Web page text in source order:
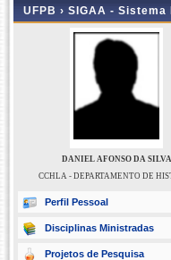
UFPB › SIGAA -
DANIEL AFONSO DA SILVA
CCHLA - DEPARTAMENTO DE
Perfil Pessoal
Disciplinas Ministradas
Projetos de Pesquisa